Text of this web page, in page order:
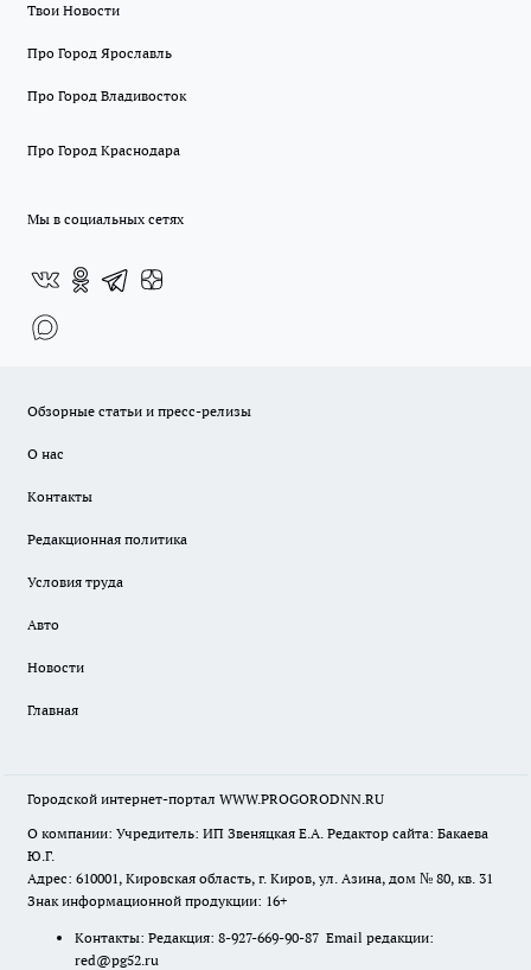
Твои Новости
Про Город Ярославль
Про Город Владивосток
Про Город Краснодара
Мы в социальных сетях
Обзорные статьи и пресс-релизы
О нас
Контакты
Редакционная политика
Условия труда
Авто
Новости
Главная
Городской интернет-портал WWW.PROGORODNN.RU
О компании: Учредитель: ИП Звеняцкая Е.А. Редактор сайта: Бакаева
Ю.Г.
Адрес: 610001, Кировская область, г. Киров, ул. Азина, дом № 80, кв. 31
Знак информационной продукции: 16+
Контакты: Редакция: 8-927-669-90-87 Email редакции:
red@pg52.ru